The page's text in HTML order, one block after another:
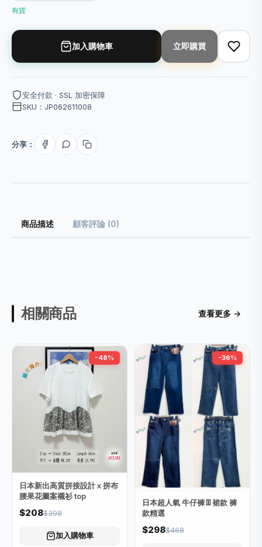
有貨
加入購物車 立即購買
安全付款 · SSL 加密保障
SKU：JP062611008
分享：
商品描述 顧客評論 (0)
相關商品 查看更多 →
-48%
日本新出高質拼接設計 x 拼布
腰果花圖案襯衫 top
$208$398
加入購物車
-36%
日本超人氣 牛仔褲👖裙款 褲
款精選
$298$468